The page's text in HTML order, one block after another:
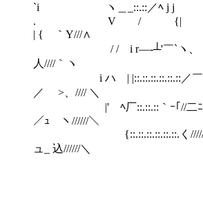
`i ヽ＿_::.::／ﾍ j j
. V /
| { ｀Y///∧
/ / i r―‐┴'￣`
人////｀ヽ
i ハ | |::.::.::.::.::.::
／ >、//// ＼
|' ﾍ厂::.::.::｀ｰ｢//
／ｭ ヽ//////＼
{::.::.::.::.::.::.く//////フ｀
ュ_ 込//////＼